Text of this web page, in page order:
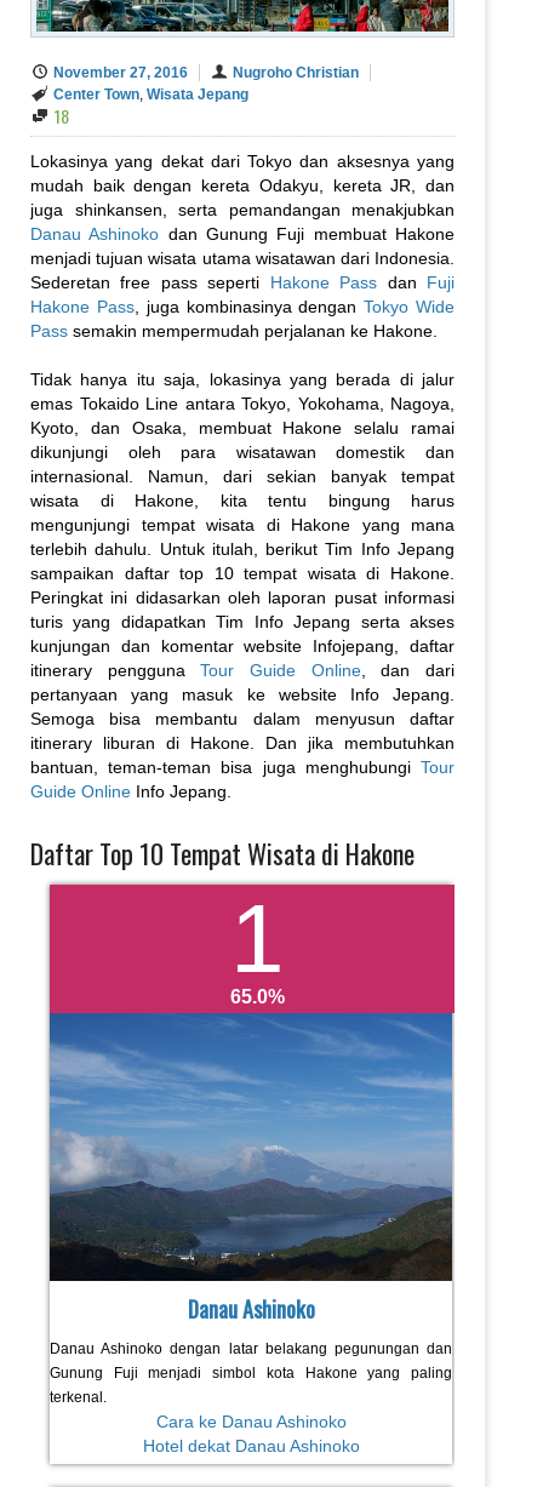
November 27, 2016
Nugroho Christian
Center Town, Wisata Jepang
18
Lokasinya yang dekat dari Tokyo dan aksesnya yang
mudah baik dengan kereta Odakyu, kereta JR, dan
juga shinkansen, serta pemandangan menakjubkan
Danau Ashinoko dan Gunung Fuji membuat Hakone
menjadi tujuan wisata utama wisatawan dari Indonesia.
Sederetan free pass seperti Hakone Pass dan Fuji
Hakone Pass, juga kombinasinya denganTokyo Wide
Pass semakin mempermudah perjalanan ke Hakone.
Tidak hanya itu saja, lokasinya yang berada di jalur
emas Tokaido Line antara Tokyo, Yokohama, Nagoya,
Kyoto, dan Osaka, membuat Hakone selalu ramai
dikunjungi oleh para wisatawan domestik dan
internasional. Namun, dari sekian banyak tempat
wisata di Hakone, kita tentu bingung harus
mengunjungi tempat wisata di Hakone yang mana
terlebih dahulu. Untuk itulah, berikut Tim Info Jepang
sampaikan daftar top 10 tempat wisata di Hakone.
Peringkat ini didasarkan oleh laporan pusat informasi
turis yang didapatkan Tim Info Jepang serta akses
kunjungan dan komentar website Infojepang, daftar
itinerary penggunaTour Guide Online, dan dari
pertanyaan yang masuk ke website Info Jepang.
Semoga bisa membantu dalam menyusun daftar
itinerary liburan di Hakone. Dan jika membutuhkan
bantuan, teman-teman bisa juga menghubungi Tour
Guide Online Info Jepang.
Daftar Top 10 Tempat Wisata di Hakone
1
65.0
Danau Ashinoko
Danau Ashinoko dengan latar belakang pegunungan dan
Gunung Fuji menjadi simbol kota Hakone yang paling
terkenal.
Cara ke Danau Ashinoko
Hotel dekat Danau Ashinoko